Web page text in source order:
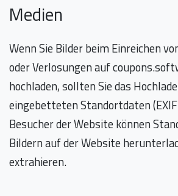
Medien
Wenn Sie Bilder beim Einreichen
oder Verlosungen auf
hochladen, sollten Sie das
eingebetteten Standortdaten (EXIF
Besucher der Website können
Bildern auf der Website
extrahieren.